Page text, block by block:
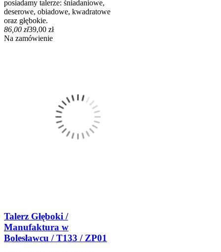
posiadamy talerze: śniadaniowe,
deserowe, obiadowe, kwadratowe
oraz głębokie.
86,00 zł39,00 zł
Na zamówienie
Talerz Głęboki /
Manufaktura w
Bolesławcu / T133 / ZP01